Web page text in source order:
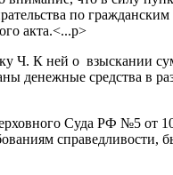
по
акта.<...p>
Ч. К ней о взыскании
денежные средства в
Суда РФ №5 от
справедливости,